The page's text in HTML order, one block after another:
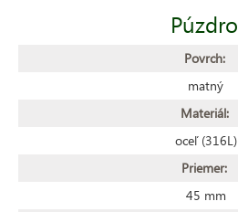
Púzdro
Povrch:
matný
Materiál:
oceľ (316L)
Priemer:
45 mm